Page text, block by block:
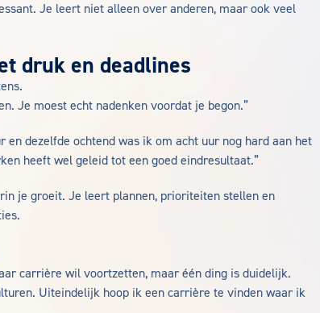
Je leert niet alleen over anderen, maar ook veel
druk en deadlines
Je moest echt nadenken voordat je begon.”
en dezelfde ochtend was ik om acht uur nog hard aan het
heeft wel geleid tot een goed eindresultaat.”
je groeit. Je leert plannen, prioriteiten stellen en
carrière wil voortzetten, maar één ding is duidelijk.
Uiteindelijk hoop ik een carrière te vinden waar ik